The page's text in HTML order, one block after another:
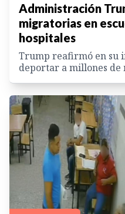
Administración
migratorias en
hospitales
Trump reafirmó en su
deportar a millones